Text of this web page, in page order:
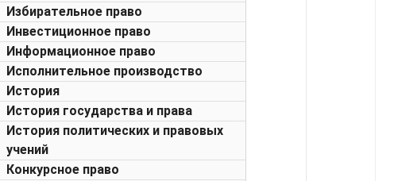
Избирательное право
Инвестиционное право
Информационное право
Исполнительное производство
История
История государства и права
История политических и правовых
учений
Конкурсное право